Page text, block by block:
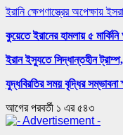
ইরানি ক্ষেপণাস্ত্রের অপেক্ষায়
কুয়েতে ইরানের হামলায় ৫
ইরান ইস্যুতে সিদ্ধান্তহীন
যুদ্ধবিরতির সময় বৃদ্ধির
আগেরপরবর্তী ১ এর ৫৪৩